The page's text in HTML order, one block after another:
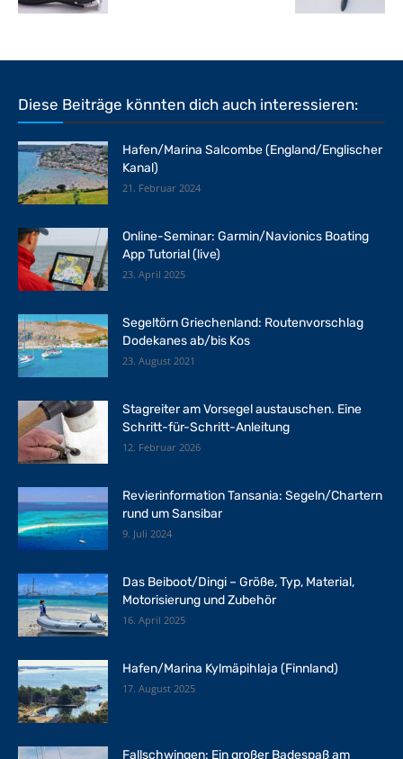
Diese Beiträge könnten dich auch interessieren:
Hafen/Marina Salcombe (England/Englischer
Kanal)
21. Februar 2024
Online-Seminar: Garmin/Navionics Boating
App Tutorial (live)
23. April 2025
Segeltörn Griechenland: Routenvorschlag
Dodekanes ab/bis Kos
23. August 2021
Stagreiter am Vorsegel austauschen. Eine
Schritt-für-Schritt-Anleitung
12. Februar 2026
Revierinformation Tansania: Segeln/Chartern
rund um Sansibar
9. Juli 2024
Das Beiboot/Dingi – Größe, Typ, Material,
Motorisierung und Zubehör
16. April 2025
Hafen/Marina Kylmäpihlaja (Finnland)
17. August 2025
Fallschwingen: Ein großer Badespaß am